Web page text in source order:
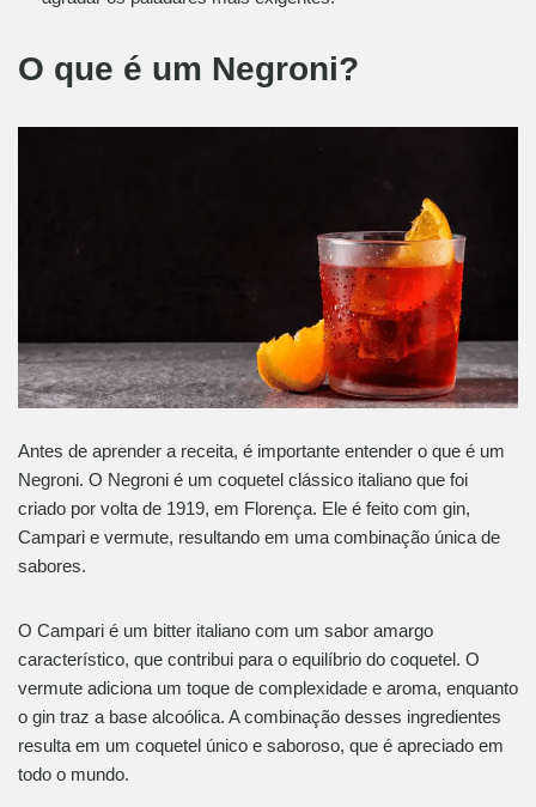
O que é um Negroni?
Antes de aprender a receita, é importante entender o que é um
Negroni. O Negroni é um coquetel clássico italiano que foi
criado por volta de 1919, em Florença. Ele é feito com gin,
Campari e vermute, resultando em uma combinação única de
sabores.
O Campari é um bitter italiano com um sabor amargo
característico, que contribui para o equilíbrio do coquetel. O
vermute adiciona um toque de complexidade e aroma, enquanto
o gin traz a base alcoólica. A combinação desses ingredientes
resulta em um coquetel único e saboroso, que é apreciado em
todo o mundo.